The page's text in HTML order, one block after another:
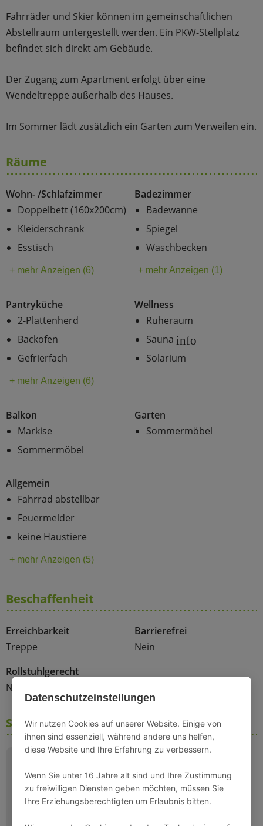
Datenschutzeinstellungen
Wir nutzen Cookies auf unserer Website. Einige von
ihnen sind essenziell, während andere uns helfen,
diese Website und Ihre Erfahrung zu verbessern.
Wenn Sie unter 16 Jahre alt sind und Ihre Zustimmung
zu freiwilligen Diensten geben möchten, müssen Sie
Ihre Erziehungsberechtigten um Erlaubnis bitten.
Fahrräder und Skier können im gemeinschaftlichen
Abstellraum untergestellt werden. Ein PKW-Stellplatz
befindet sich direkt am Gebäude.
Der Zugang zum Apartment erfolgt über eine
Wendeltreppe außerhalb des Hauses.
Im Sommer lädt zusätzlich ein Garten zum Verweilen ein.
Räume
Wohn- /Schlafzimmer
Doppelbett (160x200cm)
Kleiderschrank
Esstisch
+ mehr Anzeigen (6)
Badezimmer
Badewanne
Spiegel
Waschbecken
+ mehr Anzeigen (1)
Pantryküche
2-Plattenherd
Backofen
Gefrierfach
+ mehr Anzeigen (6)
Wellness
Ruheraum
Sauna info
Solarium
Balkon
Markise
Sommermöbel
Garten
Sommermöbel
Allgemein
Fahrrad abstellbar
Feuermelder
keine Haustiere
+ mehr Anzeigen (5)
Beschaffenheit
Erreichbarkeit
Treppe
Barrierefrei
Nein
Rollstuhlgerecht
Nein
Schlafmöglichkeiten